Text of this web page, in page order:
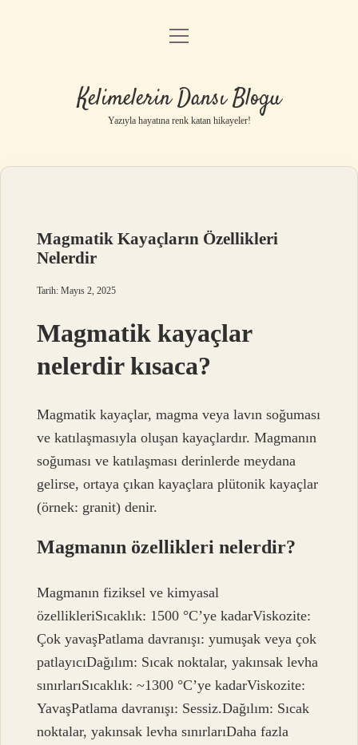
Anasayfa
Yasal Uyarı
menüyü
Kelimelerin Dansı Blogu
Yazıyla hayatına renk katan hikayeler!
Magmatik Kayaçların Özellikleri
Nelerdir
Tarih: Mayıs 2, 2025
Magmatik kayaçlar
nelerdir kısaca?
Magmatik kayaçlar, magma veya lavın soğuması
ve katılaşmasıyla oluşan kayaçlardır. Magmanın
soğuması ve katılaşması derinlerde meydana
gelirse, ortaya çıkan kayaçlara plütonik kayaçlar
(örnek: granit) denir.
Magmanın özellikleri nelerdir?
Magmanın fiziksel ve kimyasal
özellikleriSıcaklık: 1500 °C’ye kadarViskozite:
Çok yavaşPatlama davranışı: yumuşak veya çok
patlayıcıDağılım: Sıcak noktalar, yakınsak levha
sınırlarıSıcaklık: ~1300 °C’ye kadarViskozite:
YavaşPatlama davranışı: Sessiz.Dağılım: Sıcak
noktalar, yakınsak levha sınırlarıDaha fazla